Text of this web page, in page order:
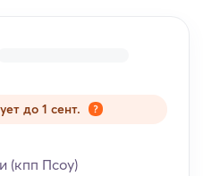
до 1 сент.
(кпп Псоу)